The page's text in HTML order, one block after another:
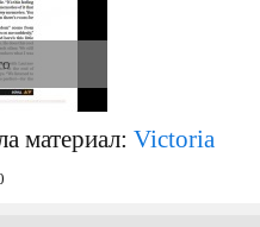
материал: Victoria